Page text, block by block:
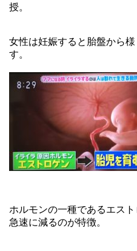
授。
女性は妊娠すると胎盤から
す。
ホルモンの一種であるエス
急速に減るのが特徴。